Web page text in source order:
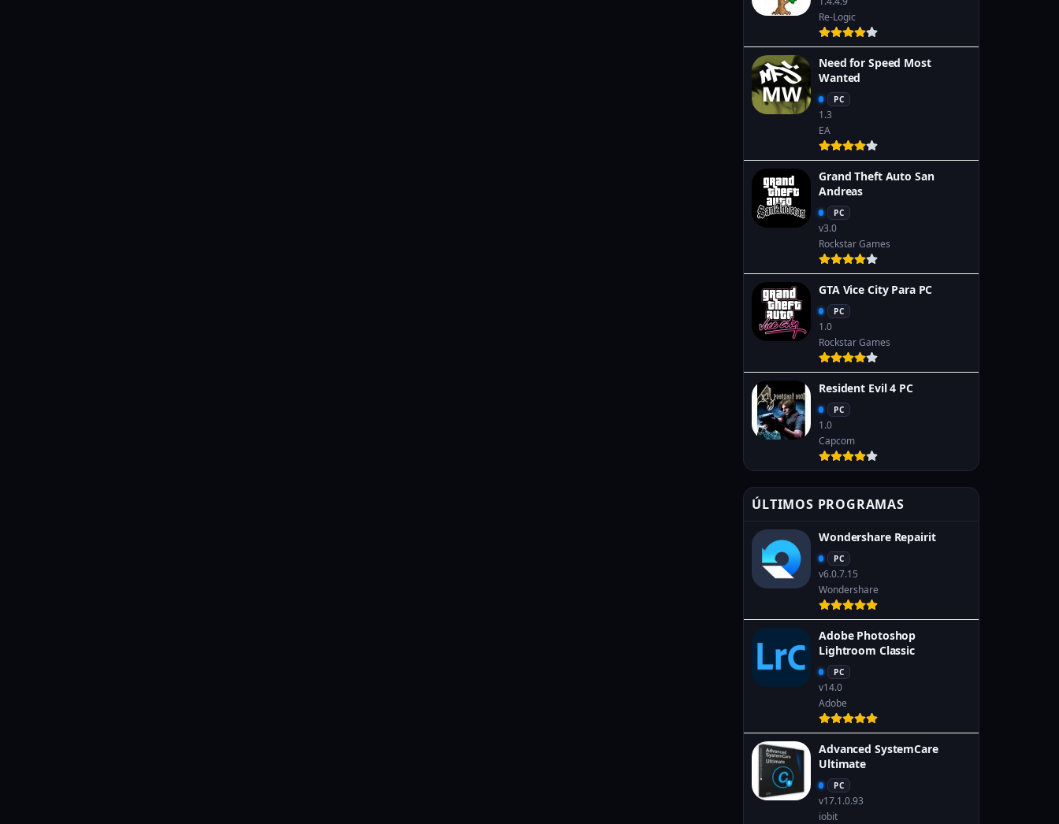
Re-Logic
Need for Speed Most
Wanted
PC
1.3
EA
Grand Theft Auto San
Andreas
PC
v3.0
Rockstar Games
GTA Vice City Para PC
PC
1.0
Rockstar Games
Resident Evil 4 PC
PC
1.0
Capcom
ÚLTIMOS PROGRAMAS
Wondershare Repairit
PC
v6.0.7.15
Wondershare
Adobe Photoshop
Lightroom Classic
PC
v14.0
Adobe
Advanced SystemCare
Ultimate
PC
v17.1.0.93
iobit